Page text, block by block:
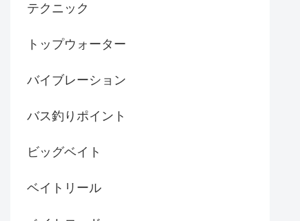
テクニック
トップウォーター
バイブレーション
バス釣りポイント
ビッグベイト
ベイトリール